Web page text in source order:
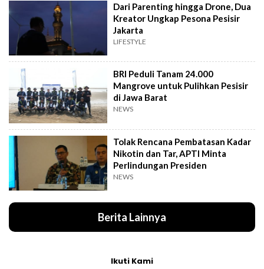
Dari Parenting hingga Drone, Dua
Kreator Ungkap Pesona Pesisir
Jakarta
LIFESTYLE
BRI Peduli Tanam 24.000
Mangrove untuk Pulihkan Pesisir
di Jawa Barat
NEWS
Tolak Rencana Pembatasan Kadar
Nikotin dan Tar, APTI Minta
Perlindungan Presiden
NEWS
Berita Lainnya
Ikuti Kami